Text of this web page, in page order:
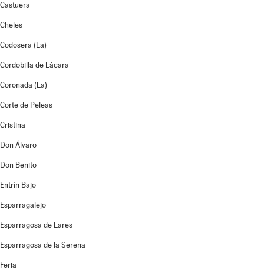
Castuera
Cheles
Codosera (La)
Cordobilla de Lácara
Coronada (La)
Corte de Peleas
Cristina
Don Álvaro
Don Benito
Entrín Bajo
Esparragalejo
Esparragosa de Lares
Esparragosa de la Serena
Feria